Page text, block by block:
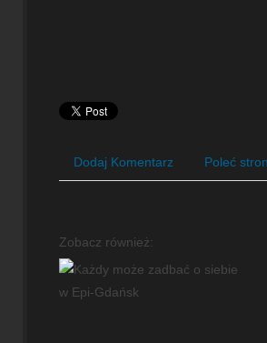
Dodaj Komentarz Poleć
Zobacz również: